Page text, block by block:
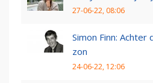
27-06-22, 08:06
Simon Finn: Achter
zon
24-06-22, 12:06